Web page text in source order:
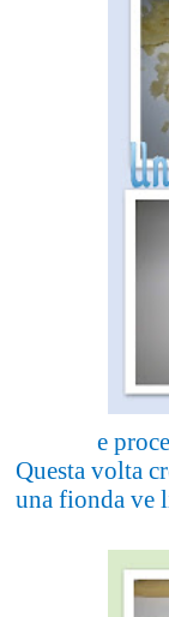
e
Questa volta
una fionda ve